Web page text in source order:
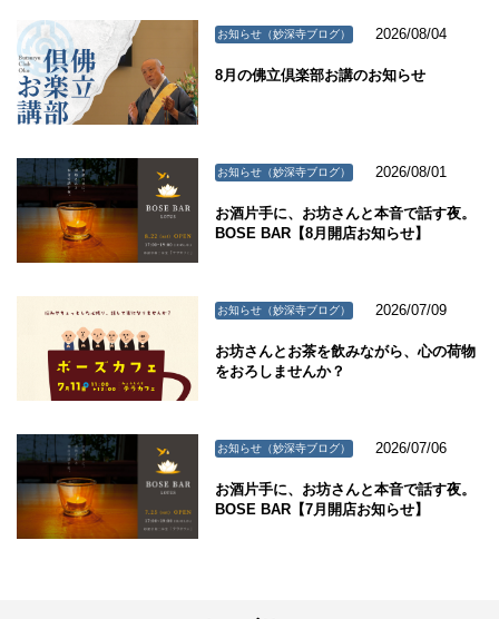
お知らせ（妙深寺ブログ） 2026/08/04
8月の佛立倶楽部お講のお知らせ
お知らせ（妙深寺ブログ） 2026/08/01
お酒片手に、お坊さんと本音で話す夜。
BOSE BAR【8月開店お知らせ】
お知らせ（妙深寺ブログ） 2026/07/09
お坊さんとお茶を飲みながら、心の荷物
をおろしませんか？
お知らせ（妙深寺ブログ） 2026/07/06
お酒片手に、お坊さんと本音で話す夜。
BOSE BAR【7月開店お知らせ】